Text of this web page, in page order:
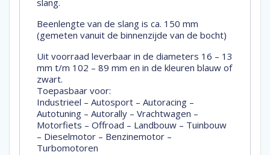
slang.
Beenlengte van de slang is ca. 150 mm
(gemeten vanuit de binnenzijde van de bocht)
Uit voorraad leverbaar in de diameters 16 – 13
mm t/m 102 – 89 mm en in de kleuren blauw of
zwart.
Toepasbaar voor:
Industrieel – Autosport – Autoracing –
Autotuning – Autorally – Vrachtwagen –
Motorfiets – Offroad – Landbouw – Tuinbouw
– Dieselmotor – Benzinemotor –
Turbomotoren